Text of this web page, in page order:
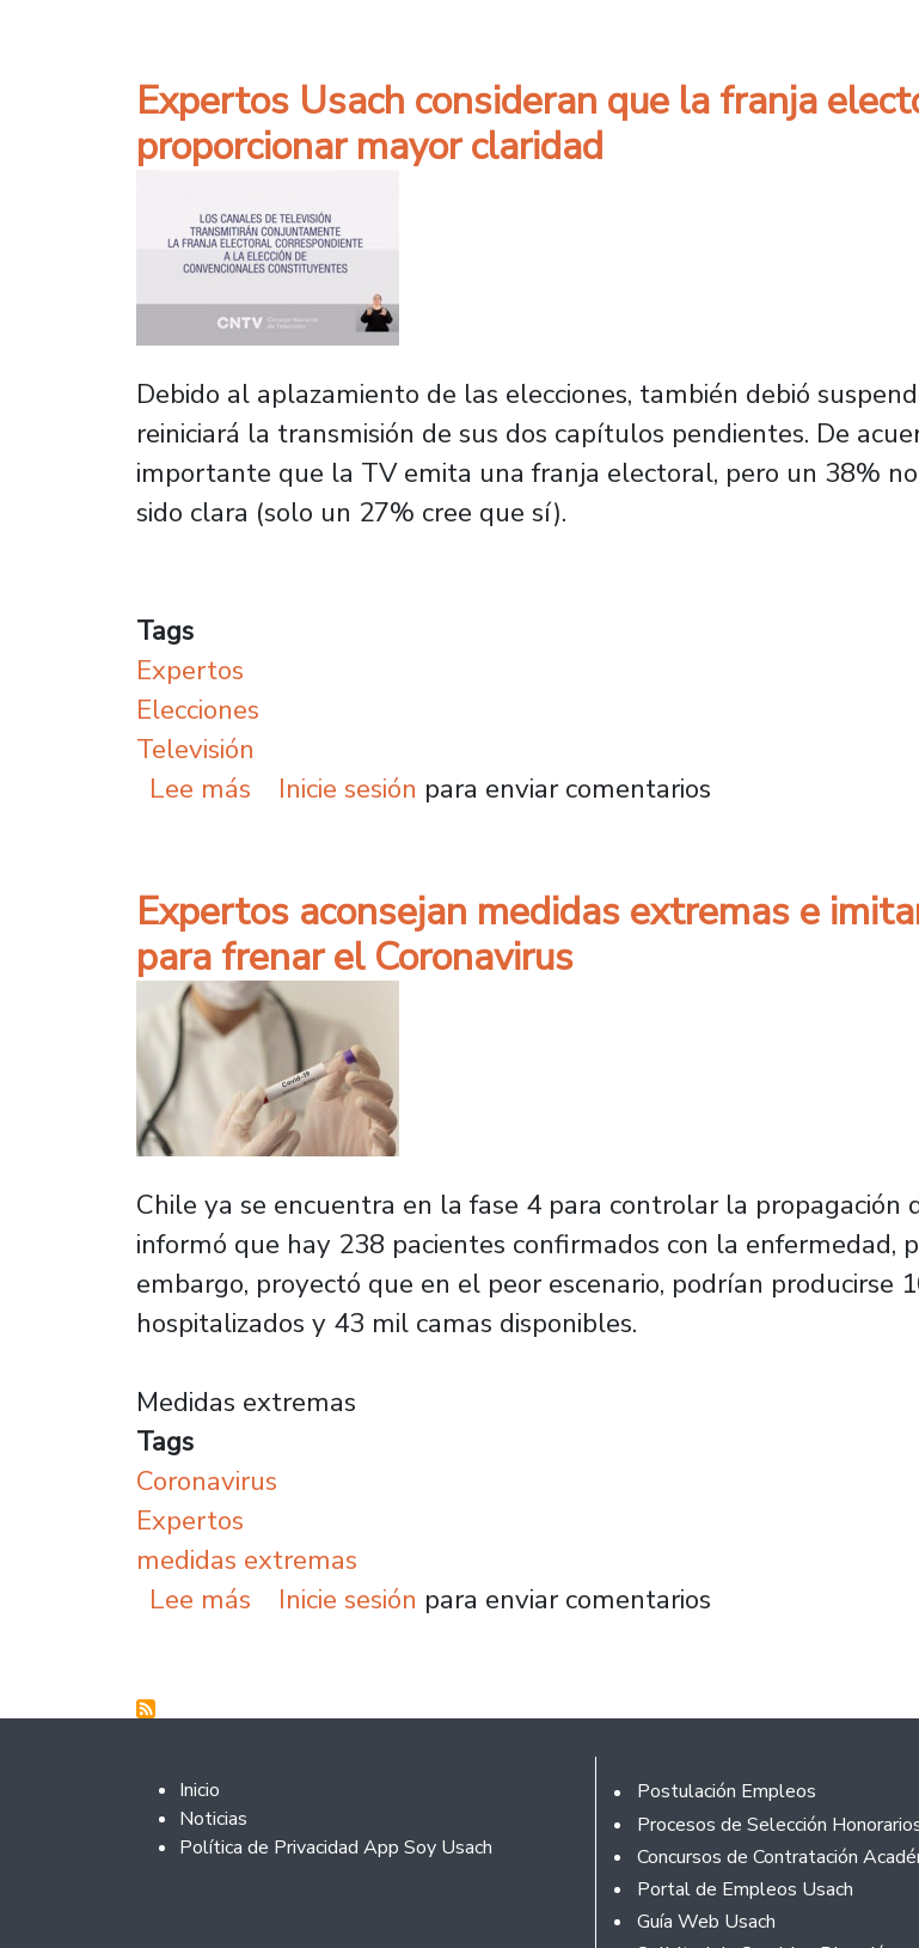
Expertos Usach consideran que la franja
proporcionar mayor claridad
Debido al aplazamiento de las elecciones, también debió
reiniciará la transmisión de sus dos capítulos pendientes. De
importante que la TV emita una franja electoral, pero un 38%
sido clara (solo un 27% cree que sí).
Tags
Expertos
Elecciones
Televisión
Lee más sobre Expertos Usach consideran que la franja
Inicie sesión para enviar comentarios
Expertos aconsejan medidas extremas e
para frenar el Coronavirus
Chile ya se encuentra en la fase 4 para controlar la propagación
informó que hay 238 pacientes confirmados con la enfermedad,
embargo, proyectó que en el peor escenario, podrían producirse
hospitalizados y 43 mil camas disponibles.
Medidas extremas
Tags
Coronavirus
Expertos
medidas extremas
Lee más sobre Expertos aconsejan medidas extremas e imitar
Inicie sesión para enviar comentarios
Footer 2
Inicio
Noticias
Política de Privacidad App Soy Usach
Footer
Postulación Empleos
Procesos de Selección
Concursos de Contratación
Portal de Empleos Usach
Guía Web Usach